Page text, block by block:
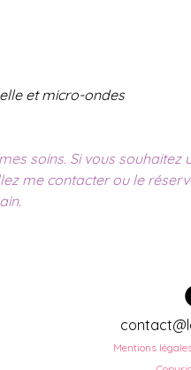
et micro-ondes
soins. Si vous souhaitez
me contacter ou le
Mentions